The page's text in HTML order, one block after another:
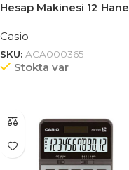
Hesap Makinesi 12 Hane
Casio
SKU: ACA000365
Stokta var